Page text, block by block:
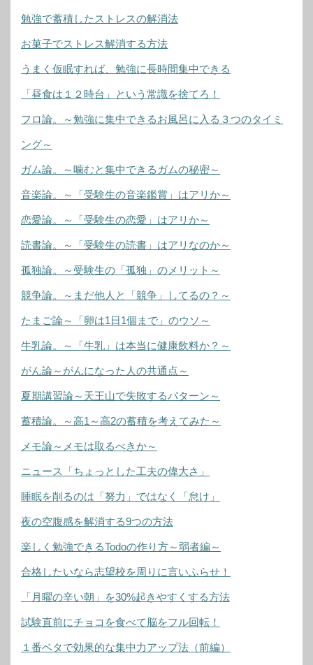
勉強で蓄積したストレスの解消法
お菓子でストレス解消する方法
うまく仮眠すれば、勉強に長時間集中できる
「昼食は１２時台」という常識を捨てろ！
フロ論。～勉強に集中できるお風呂に入る３つのタイミ
ング～
ガム論。～噛むと集中できるガムの秘密～
音楽論。～「受験生の音楽鑑賞」はアリか～
恋愛論。～「受験生の恋愛」はアリか～
読書論。～「受験生の読書」はアリなのか～
孤独論。～受験生の「孤独」のメリット～
競争論。～まだ他人と「競争」してるの？～
たまご論～「卵は1日1個まで」のウソ～
牛乳論。～「牛乳」は本当に健康飲料か？～
がん論～がんになった人の共通点～
夏期講習論～天王山で失敗するパターン～
蓄積論。～高1～高2の蓄積を考えてみた～
メモ論～メモは取るべきか～
ニュース「ちょっとした工夫の偉大さ」
睡眠を削るのは「努力」ではなく「怠け」
夜の空腹感を解消する9つの方法
楽しく勉強できるTodoの作り方～弱者編～
合格したいなら志望校を周りに言いふらせ！
「月曜の辛い朝」を30%起きやすくする方法
試験直前にチョコを食べて脳をフル回転！
１番ベタで効果的な集中力アップ法（前編）